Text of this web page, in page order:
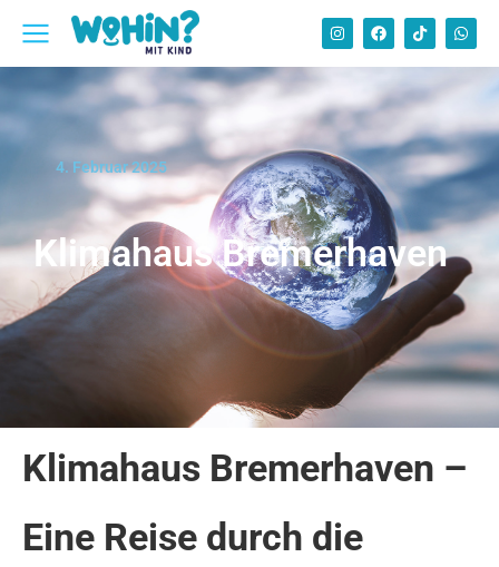
4. Februar 2025
Klimahaus Bremerhaven
Klimahaus Bremerhaven –
Eine Reise durch die